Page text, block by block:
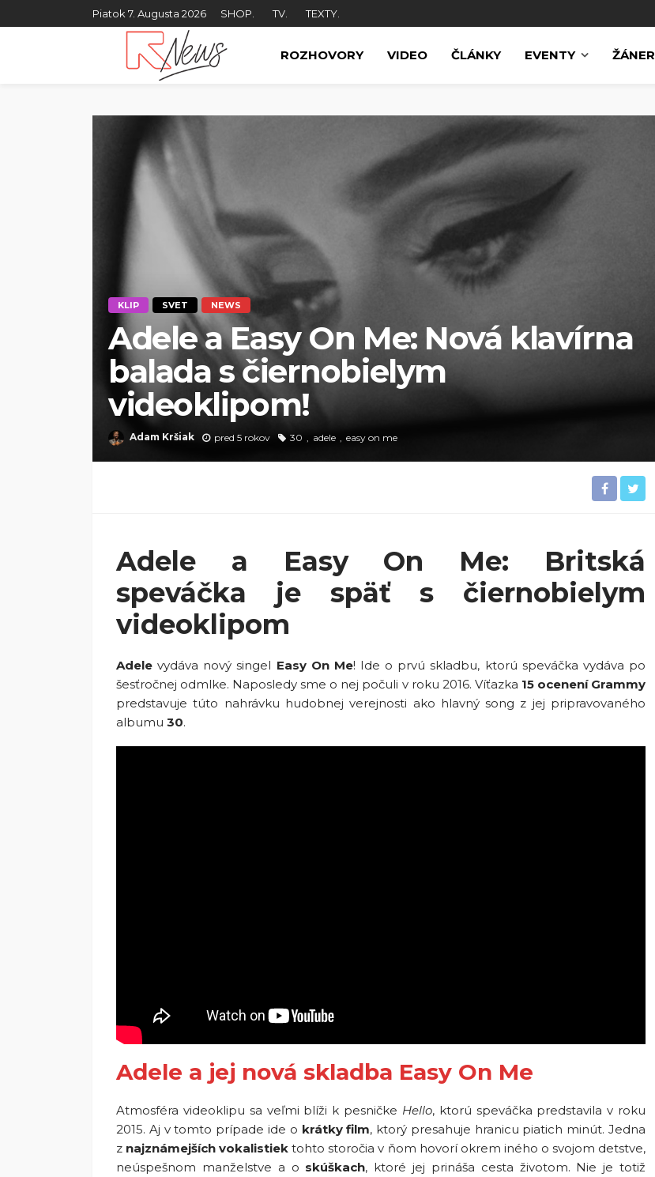
Piatok 7. Augusta 2026 SHOP. TV. TEXTY.
ROZHOVORY VIDEO ČLÁNKY EVENTY ŽÁNER
KLIP SVET NEWS
Adele a Easy On Me: Nová klavírna
balada s čiernobielym
videoklipom!
Adam Kršiak pred 5 rokov 30 adele easy on me
Adele a Easy On Me: Britská
speváčka je späť s čiernobielym
videoklipom
Adele vydáva nový singel Easy On Me! Ide o prvú skladbu, ktorú speváčka vydáva po
šesťročnej odmlke. Naposledy sme o nej počuli v roku 2016. Víťazka 15 ocenení Grammy
predstavuje túto nahrávku hudobnej verejnosti ako hlavný song z jej pripravovaného
albumu 30.
Adele a jej nová skladba Easy On Me
Atmosféra videoklipu sa veľmi blíži k pesničke Hello, ktorú speváčka predstavila v roku
2015. Aj v tomto prípade ide o krátky film, ktorý presahuje hranicu piatich minút. Jedna
z najznámejších vokalistiek tohto storočia v ňom hovorí okrem iného o svojom detstve,
neúspešnom manželstve a o skúškach, ktoré jej prináša cesta životom. Nie je totiž